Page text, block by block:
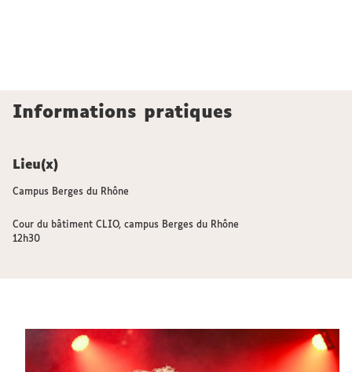
Informations pratiques
Lieu(x)
Campus Berges du Rhône
Cour du bâtiment CLIO, campus Berges du Rhône
12h30